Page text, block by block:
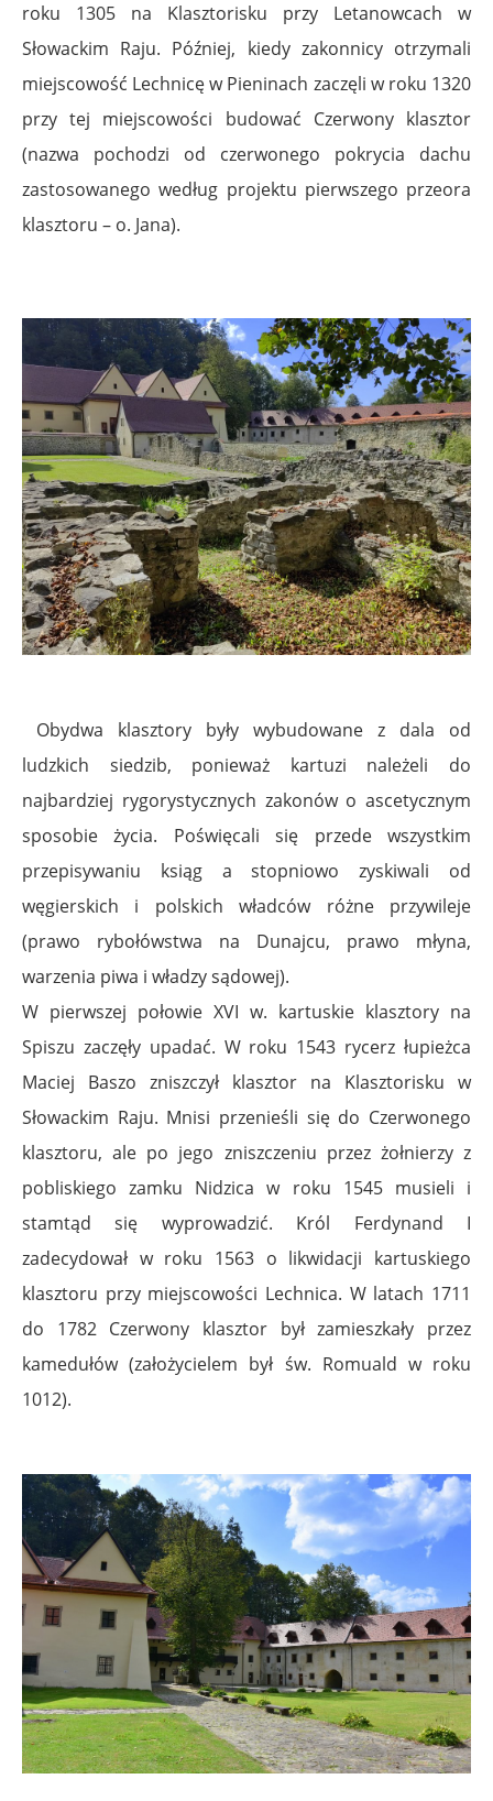
roku 1305 na Klasztorisku przy Letanowcach w
Słowackim Raju. Później, kiedy zakonnicy otrzymali
miejscowość Lechnicę w Pieninach zaczęli w roku 1320
przy tej miejscowości budować Czerwony klasztor
(nazwa pochodzi od czerwonego pokrycia dachu
zastosowanego według projektu pierwszego przeora
klasztoru – o. Jana).
Obydwa klasztory były wybudowane z dala od
ludzkich siedzib, ponieważ kartuzi należeli do
najbardziej rygorystycznych zakonów o ascetycznym
sposobie życia. Poświęcali się przede wszystkim
przepisywaniu ksiąg a stopniowo zyskiwali od
węgierskich i polskich władców różne przywileje
(prawo rybołówstwa na Dunajcu, prawo młyna,
warzenia piwa i władzy sądowej).
W pierwszej połowie XVI w. kartuskie klasztory na
Spiszu zaczęły upadać. W roku 1543 rycerz łupieżca
Maciej Baszo zniszczył klasztor na Klasztorisku w
Słowackim Raju. Mnisi przenieśli się do Czerwonego
klasztoru, ale po jego zniszczeniu przez żołnierzy z
pobliskiego zamku Nidzica w roku 1545 musieli i
stamtąd się wyprowadzić. Król Ferdynand I
zadecydował w roku 1563 o likwidacji kartuskiego
klasztoru przy miejscowości Lechnica. W latach 1711
do 1782 Czerwony klasztor był zamieszkały przez
kamedułów (założycielem był św. Romuald w roku
1012).